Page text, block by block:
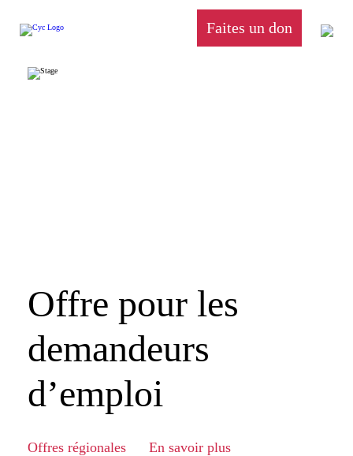
Faites un don
Offre pour les
demandeurs
d’emploi
Offres régionales En savoir plus